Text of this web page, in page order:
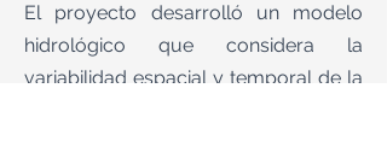
El proyecto desarrolló un modelo
hidrológico que considera la
variabilidad espacial y temporal de la